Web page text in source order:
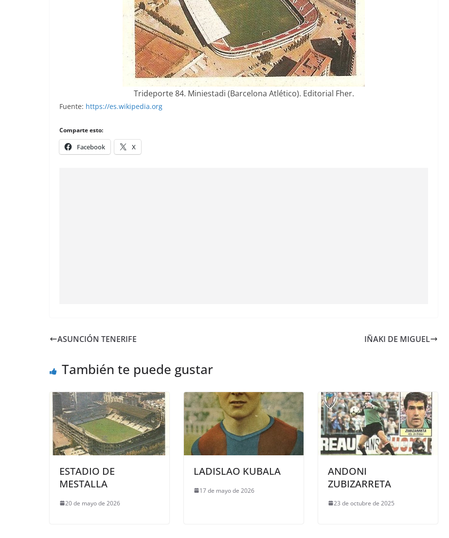
Trideporte 84. Miniestadi (Barcelona Atlético). Editorial Fher.
Fuente: https://es.wikipedia.org
Comparte esto:
Facebook X
ASUNCIÓN TENERIFE IÑAKI DE MIGUEL
También te puede gustar
ESTADIO DE
MESTALLA
20 de mayo de 2026
LADISLAO KUBALA
17 de mayo de 2026
ANDONI
ZUBIZARRETA
23 de octubre de 2025